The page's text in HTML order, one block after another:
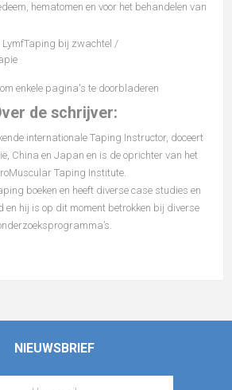
hematomen en voor het behandelen van
LymfTaping bij zwachtel /
om enkele pagina's te doorbladeren
de schrijver:
internationale Taping Instructor, doceert
China en Japan en is de oprichter van het
Taping Institute.
boeken en heeft diverse case studies en
en hij is op dit moment betrokken bij diverse
NIEUWSBRIEF